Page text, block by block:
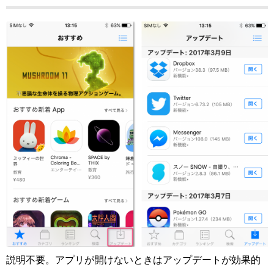
説明不要。アプリが開けないときはアップデートが効果的